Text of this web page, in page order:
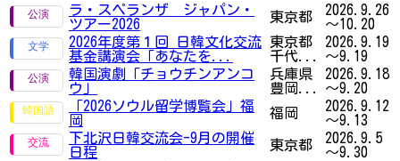
ラ・スペランザ ジャパン・
ツアー2026
東京都
2026.9.26
～10.20
2026年度第１回 日韓文化交流
基金講演会「あなたを...
東京都
千代...
2026.9.19
～9.19
韓国演劇「チョウチンアンコ
ウ」
兵庫県
豊岡...
2026.9.18
～9.20
「2026ソウル留学博覧会」福
岡
福岡
2026.9.12
～9.13
下北沢日韓交流会-9月の開催
日程
東京都
2026.9.5
～9.30